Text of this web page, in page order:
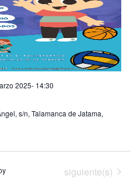
2025- 14:30
s/n, Talamanca de Jatama,
Eventos
siguiente(s)